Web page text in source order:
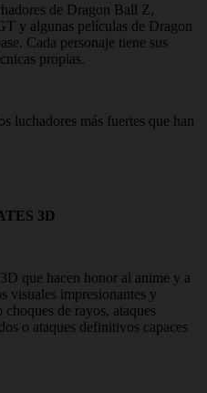
de Dragon Ball Z,
y algunas películas de Dragon
Cada personaje tiene sus
propias.
luchadores más fuertes que han
3D
que hacen honor al anime y a
visuales impresionantes y
de rayos, ataques
o ataques definitivos capaces